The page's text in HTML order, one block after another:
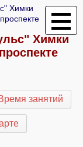
Химки
Химки
занятий